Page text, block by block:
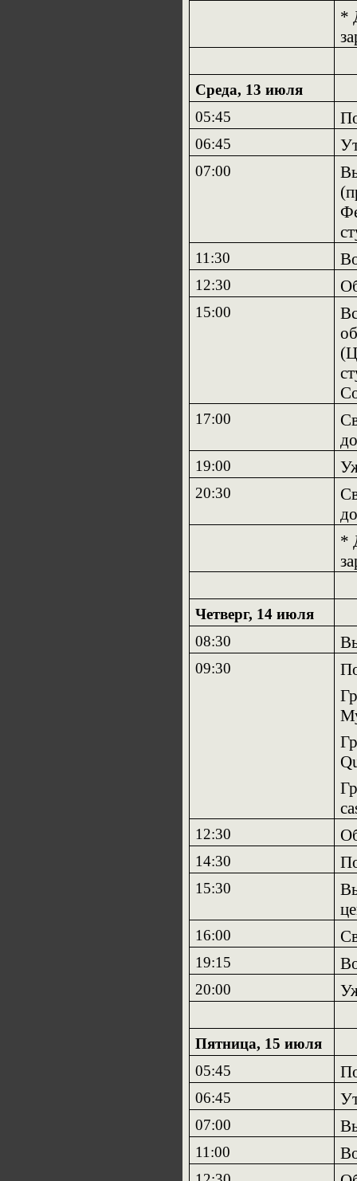
*
Среда, 13 июля
05:45
06:45
07:00
11:30
12:30
15:00
17:00
19:00
20:30
*
Четверг, 14 июля
08:30
09:30
12:30
14:30
15:30
16:00
19:15
20:00
Пятница, 15 июля
05:45
06:45
07:00
11:00